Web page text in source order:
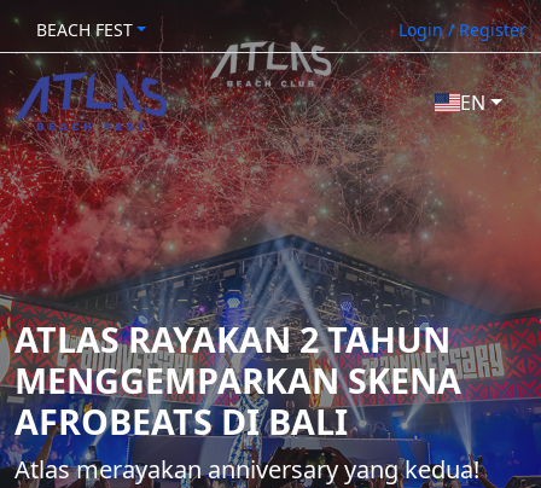
BEACH FEST Login / Register
EN
ATLAS RAYAKAN 2 TAHUN
MENGGEMPARKAN SKENA
AFROBEATS DI BALI
Atlas merayakan anniversary yang kedua!